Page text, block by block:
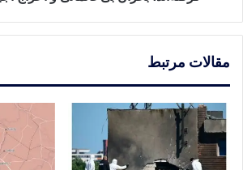
اجباری
مقالات مرتبط